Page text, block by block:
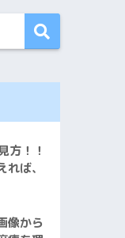
方！！
ば、
像から